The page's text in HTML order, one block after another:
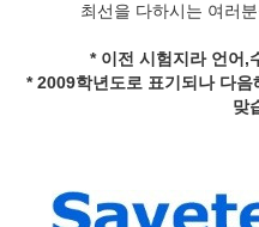
최선을 다하시는 여러
* 이전 시험지라 언어,
* 2009학년도로 표기되나 다음
맞